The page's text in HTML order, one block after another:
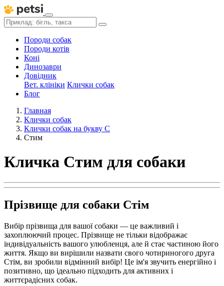
Породи собак
Породи котів
Коні
Динозаври
Довідник
Вет. клініки Клички собак
Блог
Главная
Клички собак
Клички собак на букву С
Стим
Кличка Стим для собаки
Прізвище для собаки Стім
Вибір прізвища для вашої собаки — це важливий і
захоплюючий процес. Прізвище не тільки відображає
індивідуальність вашого улюбленця, але й стає частиною його
життя. Якщо ви вирішили назвати свого чотириногого друга
Стім, ви зробили відмінний вибір! Це ім'я звучить енергійно і
позитивно, що ідеально підходить для активних і
життєрадісних собак.